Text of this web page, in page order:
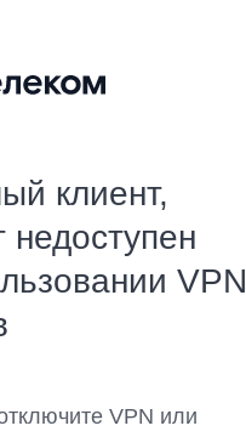
клиент,
недоступен
VPN
VPN или